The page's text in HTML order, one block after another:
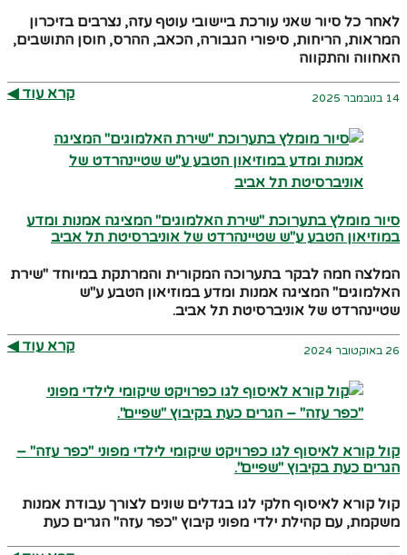
לאחר כל סיור שאני עורכת ביישובי עוטף עזה, נצרבים בזיכרון
המראות, הריחות, סיפורי הגבורה, הכאב, ההרס, חוסן התושבים,
האחווה והתקווה
14 בנובמבר 2025 קרא עוד ◀︎
סיור מומלץ בתערוכת "שירת האלמוגים" המציגה אמנות ומדע
במוזיאון הטבע ע"ש שטיינהרדט של אוניברסיטת תל אביב
המלצה חמה לבקר בתערוכה המקורית והמרתקת במיוחד "שירת
האלמוגים" המציגה אמנות ומדע במוזיאון הטבע ע"ש
שטיינהרדט של אוניברסיטת תל אביב.
26 באוקטובר 2024 קרא עוד ◀︎
קול קורא לאיסוף לגו כפרויקט שיקומי לילדי מפוני "כפר עזה" –
הגרים כעת בקיבוץ "שפיים".
קול קורא לאיסוף חלקי לגו בגדלים שונים לצורך עבודת אמנות
משקמת, עם קהילת ילדי מפוני קיבוץ "כפר עזה" הגרים כעת